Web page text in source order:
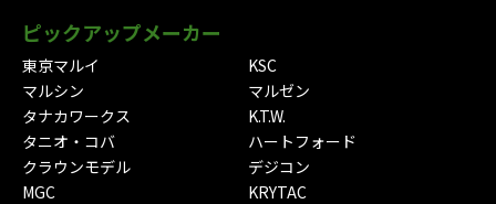
ピックアップメーカー
東京マルイ
KSC
マルシン
マルゼン
タナカワークス
K.T.W.
タニオ・コバ
ハートフォード
クラウンモデル
デジコン
MGC
KRYTAC